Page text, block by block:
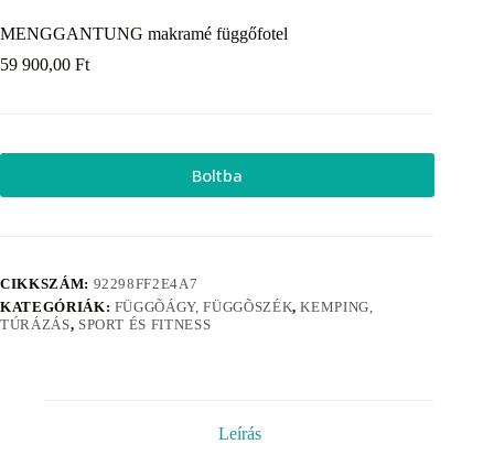
MENGGANTUNG makramé függőfotel
59 900,00 Ft
Boltba
CIKKSZÁM: 92298FF2E4A7
KATEGÓRIÁK: FÜGGÕÁGY, FÜGGÕSZÉK,KEMPING,
TÚRÁZÁS, SPORT ÉS FITNESS
Leírás